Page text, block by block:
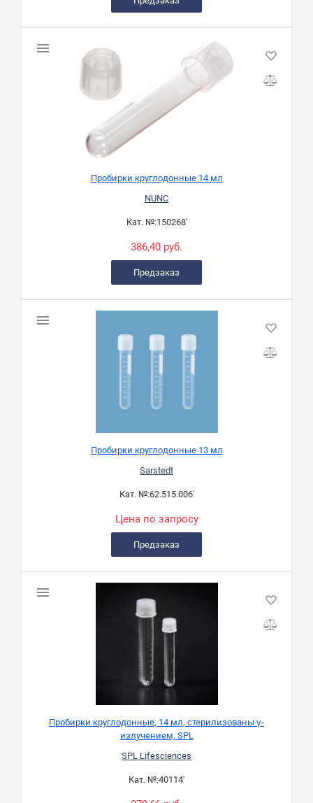
Пробирки круглодонные 14 мл
NUNC
Кат. №:150268'
386,40 руб.
Предзаказ
Пробирки круглодонные 13 мл
Sarstedt
Кат. №:62.515.006'
Цена по запросу
Предзаказ
Пробирки круглодонные, 14 мл, стерилизованы γ-
излучением, SPL
SPL Lifesciences
Кат. №:40114'